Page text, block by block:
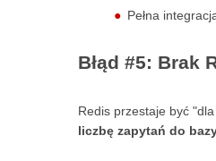
Pełna
Błąd #5: Brak
Redis przestaje być
liczbę zapytań do